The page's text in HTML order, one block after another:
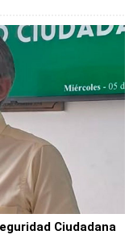
Ciudadana